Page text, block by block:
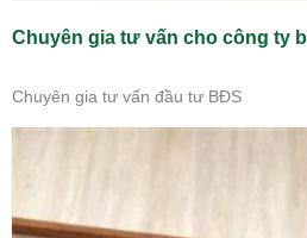
Chuyên gia tư vấn cho công ty
Chuyên gia tư vấn đầu tư BĐS